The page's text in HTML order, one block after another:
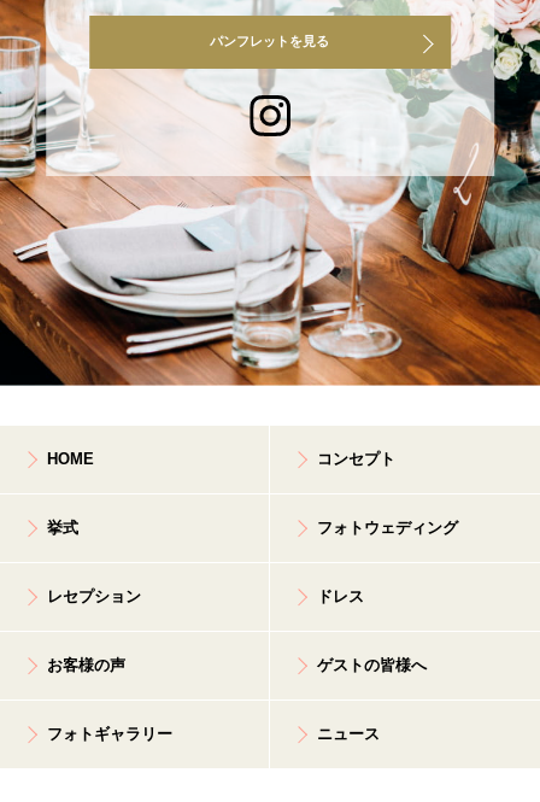
パンフレットを見る
HOME コンセプト
挙式 フォトウェディング
レセプション ドレス
お客様の声 ゲストの皆様へ
フォトギャラリー ニュース